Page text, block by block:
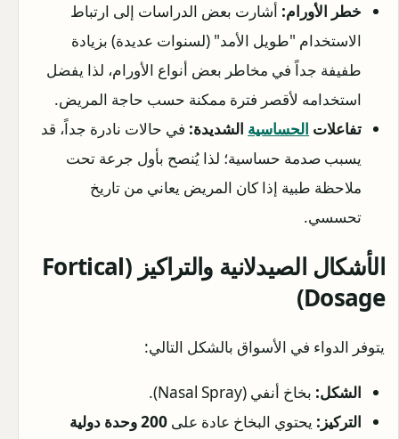
خطر الأورام: أشارت بعض الدراسات إلى ارتباط
الاستخدام "طويل الأمد" (لسنوات عديدة) بزيادة
طفيفة جداً في مخاطر بعض أنواع الأورام، لذا يفضل
استخدامه لأقصر فترة ممكنة حسب حاجة المريض.
تفاعلات الحساسية الشديدة: في حالات نادرة جداً، قد
يسبب صدمة حساسية؛ لذا يُنصح بأول جرعة تحت
ملاحظة طبية إذا كان المريض يعاني من تاريخ
تحسسي.
الأشكال الصيدلانية والتراكيز (Fortical
Dosage)
يتوفر الدواء في الأسواق بالشكل التالي:
الشكل: بخاخ أنفي (Nasal Spray).
التركيز: يحتوي البخاخ عادة على
200 وحدة دولية